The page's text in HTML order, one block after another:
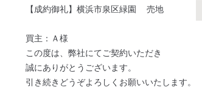
【成約御礼】横浜市泉区緑園 売地
買主：Ａ様
この度は、弊社にてご契約いただき
誠にありがとうございます。
引き続きどうぞよろしくお願いいたします。